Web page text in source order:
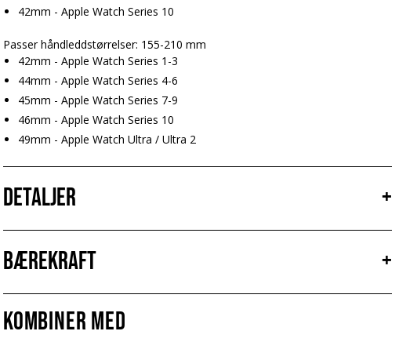
42mm - Apple Watch Series 10
Passer håndleddstørrelser: 155-210 mm
42mm - Apple Watch Series 1-3
44mm - Apple Watch Series 4-6
45mm - Apple Watch Series 7-9
46mm - Apple Watch Series 10
49mm - Apple Watch Ultra / Ultra 2
Detaljer +
Bærekraft
+
Kombiner med